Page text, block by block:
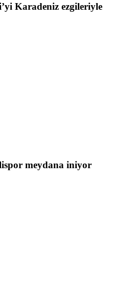
Karadeniz ezgileriyle
meydana iniyor